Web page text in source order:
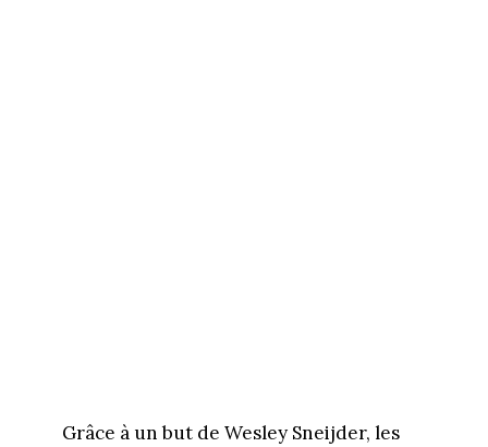
Grâce à un but de Wesley Sneijder, les